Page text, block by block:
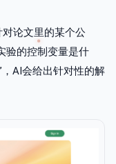
论文里的某个公
验的控制变量是什
，AI会给出针对性的解